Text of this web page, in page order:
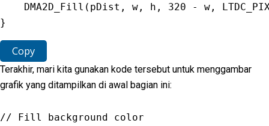
DMA2D_Fill ( pDist , w , h , 320 - w ,
}
Copy
Terakhir, mari kita gunakan kode tersebut untuk menggambar
grafik yang ditampilkan di awal bagian ini:
// Fill background color